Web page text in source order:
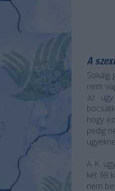
A
Sokáig
nem
az
hogy
pedig
A K.
két fél
nem